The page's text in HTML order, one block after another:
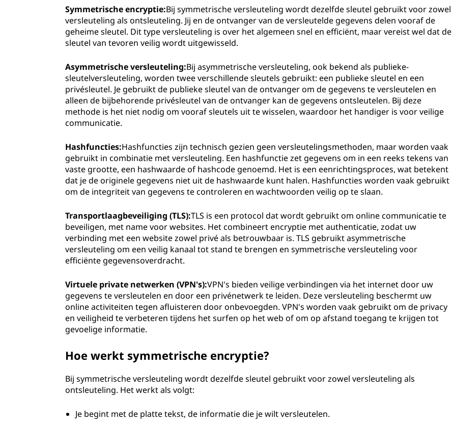
Symmetrische encryptie:Bij symmetrische versleuteling wordt dezelfde sleutel gebruikt voor zowel
versleuteling als ontsleuteling. Jij en de ontvanger van de versleutelde gegevens delen vooraf de
geheime sleutel. Dit type versleuteling is over het algemeen snel en efficiënt, maar vereist wel dat de
sleutel van tevoren veilig wordt uitgewisseld.
Asymmetrische versleuteling:Bij asymmetrische versleuteling, ook bekend als publieke-
sleutelversleuteling, worden twee verschillende sleutels gebruikt: een publieke sleutel en een
privésleutel. Je gebruikt de publieke sleutel van de ontvanger om de gegevens te versleutelen en
alleen de bijbehorende privésleutel van de ontvanger kan de gegevens ontsleutelen. Bij deze
methode is het niet nodig om vooraf sleutels uit te wisselen, waardoor het handiger is voor veilige
communicatie.
Hashfuncties:Hashfuncties zijn technisch gezien geen versleutelingsmethoden, maar worden vaak
gebruikt in combinatie met versleuteling. Een hashfunctie zet gegevens om in een reeks tekens van
vaste grootte, een hashwaarde of hashcode genoemd. Het is een eenrichtingsproces, wat betekent
dat je de originele gegevens niet uit de hashwaarde kunt halen. Hashfuncties worden vaak gebruikt
om de integriteit van gegevens te controleren en wachtwoorden veilig op te slaan.
Transportlaagbeveiliging (TLS):TLS is een protocol dat wordt gebruikt om online communicatie te
beveiligen, met name voor websites. Het combineert encryptie met authenticatie, zodat uw
verbinding met een website zowel privé als betrouwbaar is. TLS gebruikt asymmetrische
versleuteling om een veilig kanaal tot stand te brengen en symmetrische versleuteling voor
efficiënte gegevensoverdracht.
Virtuele private netwerken (VPN's):VPN's bieden veilige verbindingen via het internet door uw
gegevens te versleutelen en door een privénetwerk te leiden. Deze versleuteling beschermt uw
online activiteiten tegen afluisteren door onbevoegden. VPN's worden vaak gebruikt om de privacy
en veiligheid te verbeteren tijdens het surfen op het web of om op afstand toegang te krijgen tot
gevoelige informatie.
Hoe werkt symmetrische encryptie?
Bij symmetrische versleuteling wordt dezelfde sleutel gebruikt voor zowel versleuteling als
ontsleuteling. Het werkt als volgt:
Je begint met de platte tekst, de informatie die je wilt versleutelen.